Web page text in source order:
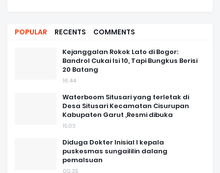
POPULAR RECENTS COMMENTS
Kejanggalan Rokok Lato di Bogor:
Bandrol Cukai Isi 10, Tapi Bungkus Berisi
20 Batang
16.44
Waterboom Situsari yang terletak di
Desa Situsari Kecamatan Cisurupan
Kabupaten Garut ,Resmi dibuka
15.03
Diduga Dokter Inisial I kepala
puskesmas sungaililin dalang
pemalsuan
00.35